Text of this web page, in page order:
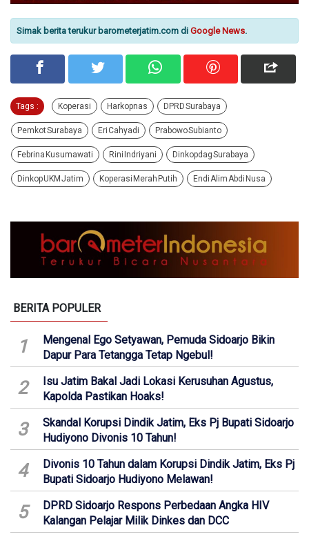
Simak berita terukur barometerjatim.com di Google News.
Tags : Koperasi Harkopnas DPRD Surabaya
Pemkot Surabaya Eri Cahyadi Prabowo Subianto
Febrina Kusumawati Rini Indriyani Dinkopdag Surabaya
Dinkop UKM Jatim Koperasi Merah Putih Endi Alim Abdi Nusa
BERITA POPULER
1
Mengenal Ego Setyawan, Pemuda Sidoarjo Bikin
Dapur Para Tetangga Tetap Ngebul!
2
Isu Jatim Bakal Jadi Lokasi Kerusuhan Agustus,
Kapolda Pastikan Hoaks!
3
Skandal Korupsi Dindik Jatim, Eks Pj Bupati Sidoarjo
Hudiyono Divonis 10 Tahun!
4
Divonis 10 Tahun dalam Korupsi Dindik Jatim, Eks Pj
Bupati Sidoarjo Hudiyono Melawan!
5
DPRD Sidoarjo Respons Perbedaan Angka HIV
Kalangan Pelajar Milik Dinkes dan DCC